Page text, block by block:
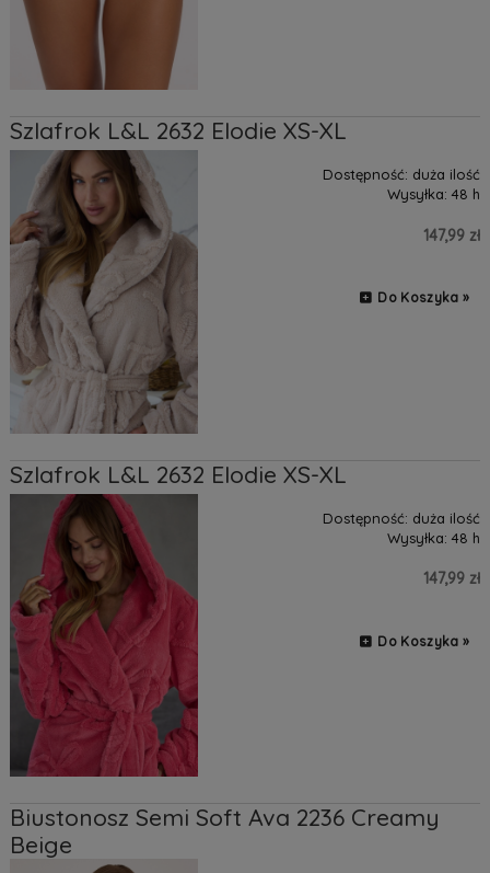
Szlafrok L&L 2632 Elodie XS-XL
Dostępność: duża ilość
Wysyłka: 48 h
147,99 zł
Do Koszyka »
Szlafrok L&L 2632 Elodie XS-XL
Dostępność: duża ilość
Wysyłka: 48 h
147,99 zł
Do Koszyka »
Biustonosz Semi Soft Ava 2236 Creamy
Beige